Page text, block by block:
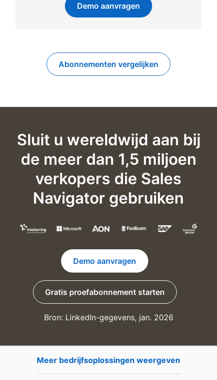
Demo aanvragen
Abonnementen vergelijken
Sluit u wereldwijd aan bij
de meer dan 1,5 miljoen
verkopers die Sales
Navigator gebruiken
Demo aanvragen
Gratis proefabonnement starten
opens in a new tab
Bron: LinkedIn-gegevens, jan. 2026
Meer bedrijfsoplossingen weergeven